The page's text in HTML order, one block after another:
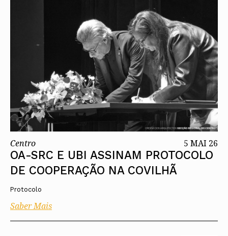
Centro 5 MAI 26
OA-SRC E UBI ASSINAM PROTOCOLO
DE COOPERAÇÃO NA COVILHÃ
Protocolo
Saber Mais